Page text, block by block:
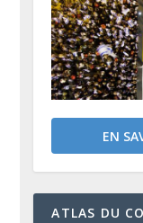
EN
ATLAS DU